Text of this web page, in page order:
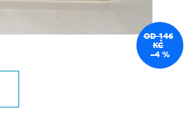
OD 146
KČ
–4 %